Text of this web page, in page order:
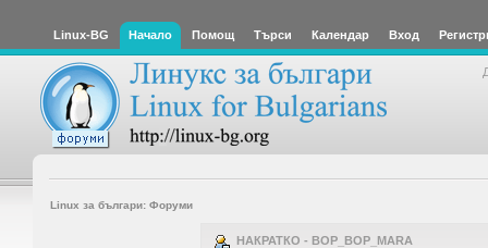
Linux-BG Начало Помощ Търси Календар Вход
Linux за българи: Форуми
НАКРАТКО - BOP_BOP_MARA